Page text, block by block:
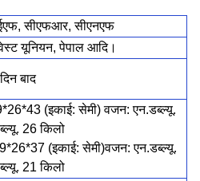
सीएफआर, सीएनएफ
यूनियन, पेपाल आदि।
बाद
(इकाई: सेमी) वजन: एन.डब्ल्यू.
26 किलो
(इकाई: सेमी)वजन: एन.डब्ल्यू.
21 किलो